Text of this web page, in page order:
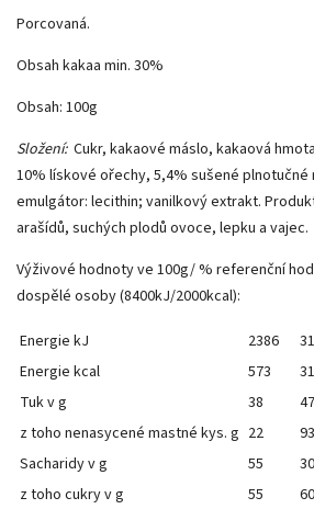
Porcovaná.
Obsah kakaa min. 30%
Obsah: 100g
Složení:Cukr, kakaové máslo, kakaová
10% lískové ořechy, 5,4% sušené plnotučné
emulgátor: lecithin; vanilkový extrakt.
arašídů, suchých plodů ovoce, lepku a vajec.
Výživové hodnoty ve 100g/ % referenční
dospělé osoby (8400kJ/2000kcal):
Energie kJ 2386
31
Energie kcal
573
31
Tuk v g
38
47
z toho nenasycené mastné kys. g 22
93
Sacharidy v g
55
30
z toho cukry v g
55
60